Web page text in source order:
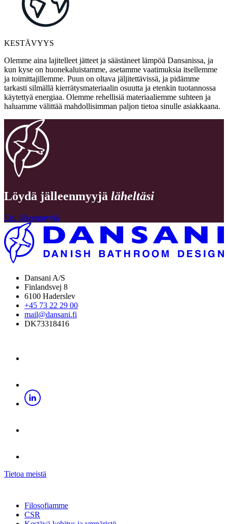
KESTÄVYYS
Olemme aina lajitelleet jätteet ja säästäneet lämpöä Dansanissa, ja
kun kyse on huonekaluistamme, asetamme vaatimuksia itsellemme
ja toimittajillemme. Puun on oltava jäljitettävissä, ja pidämme
tarkasti silmällä kierrätysmateriaalin osuutta ja etenkin tuotannossa
käytettyä energiaa. Olemme rehellisiä materiaaliemme suhteen ja
haluamme välittää mahdollisimman paljon tietoa sinulle asiakkaana.
Löydä jälleenmyyjä läheltäsi
Etsi jälleenmyyjä
Dansani A/S
Finlandsvej 8
6100 Haderslev
+45 73 22 29 00
mail@dansani.fi
DK73318416
Tietoa meistä
Filosofiamme
CSR